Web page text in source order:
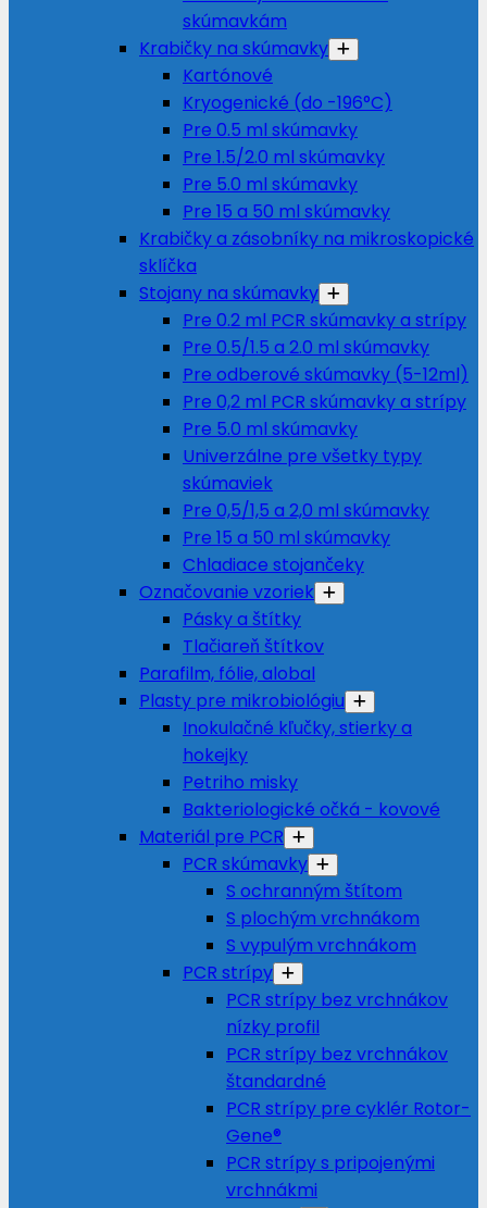
skúmavkám
Krabičky na skúmavky
Kartónové
Kryogenické (do -196°C)
Pre 0.5 ml skúmavky
Pre 1.5/2.0 ml skúmavky
Pre 5.0 ml skúmavky
Pre 15 a 50 ml skúmavky
Krabičky a zásobníky na mikroskopické
sklíčka
Stojany na skúmavky
Pre 0.2 ml PCR skúmavky a strípy
Pre 0.5/1.5 a 2.0 ml skúmavky
Pre odberové skúmavky (5-12ml)
Pre 0,2 ml PCR skúmavky a strípy
Pre 5.0 ml skúmavky
Univerzálne pre všetky typy
skúmaviek
Pre 0,5/1,5 a 2,0 ml skúmavky
Pre 15 a 50 ml skúmavky
Chladiace stojančeky
Označovanie vzoriek
Pásky a štítky
Tlačiareň štítkov
Parafilm, fólie, alobal
Plasty pre mikrobiológiu
Inokulačné kľučky, stierky a
hokejky
Petriho misky
Bakteriologické očká - kovové
Materiál pre PCR
PCR skúmavky
S ochranným štítom
S plochým vrchnákom
S vypulým vrchnákom
PCR strípy
PCR strípy bez vrchnákov
nízky profil
PCR strípy bez vrchnákov
štandardné
PCR strípy pre cyklér Rotor-
Gene®
PCR strípy s pripojenými
vrchnákmi